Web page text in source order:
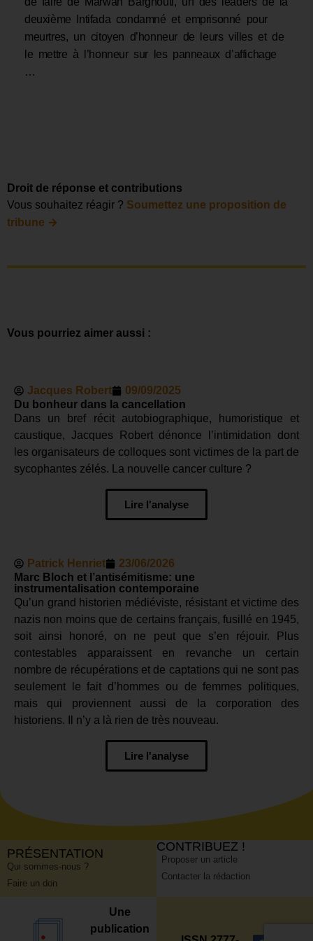
deuxième Intifada condamné et emprisonné pour
meurtres, un citoyen d’honneur de leurs villes et de
le mettre à l’honneur sur les panneaux d’affichage
…
Droit de réponse et contributions
Vous souhaitez réagir ? Soumettez une proposition de
tribune →
Vous pourriez aimer aussi :
Jacques Robert
09/09/2025
Du bonheur dans la cancellation
Dans un bref récit autobiographique, humoristique et
caustique, Jacques Robert dénonce l’intimidation dont
les organisateurs de colloques sont victimes de la part de
sycophantes zélés. La nouvelle cancer culture ?
Lire l'analyse
Patrick Henriet
23/06/2026
Marc Bloch et l’antisémitisme: une
instrumentalisation contemporaine
Qu’un grand historien médiéviste, résistant et victime des
nazis non moins que de certains français, fusillé en 1945,
soit ainsi honoré, on ne peut que s’en réjouir. Plus
contestables apparaissent en revanche un certain
nombre de récupérations et de captations qui ne sont pas
seulement le fait d’hommes ou de femmes politiques,
mais qui proviennent aussi de la corporation des
historiens. Il n’y a là rien de très nouveau.
Lire l'analyse
PRÉSENTATION
Qui sommes-nous ?
Faire un don
CONTRIBUEZ !
Proposer un article
Contacter la rédaction
Une
publication